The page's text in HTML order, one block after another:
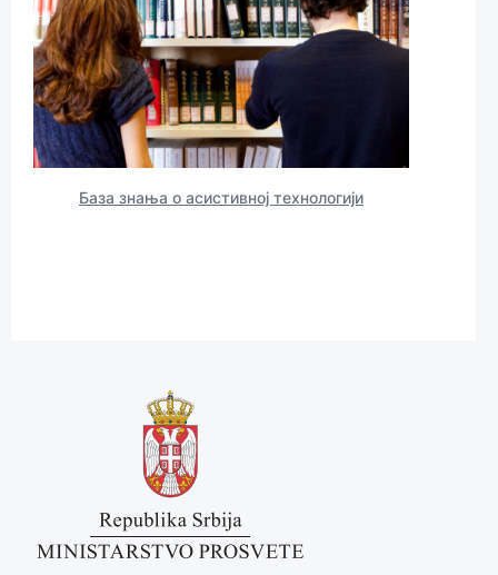
База знања о асистивној тeхнологији